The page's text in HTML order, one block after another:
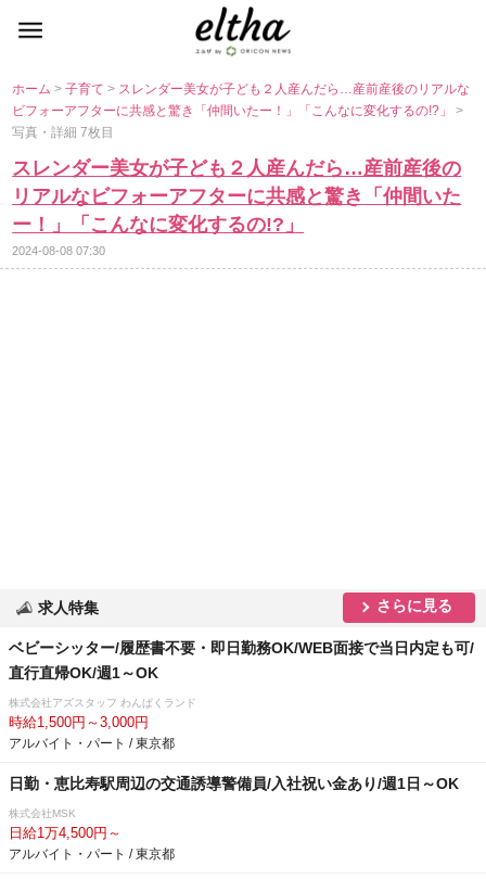
ホーム>子育て> スレンダー美女が子ども２人産んだら…産前産後のリアルな
ビフォーアフターに共感と驚き「仲間いたー！」「こんなに変化するの!?」>
写真・詳細 7枚目
スレンダー美女が子ども２人産んだら…産前産後の
リアルなビフォーアフターに共感と驚き「仲間いた
ー！」「こんなに変化するの!?」
2024-08-08 07:30
求人特集 さらに見る
ベビーシッター/履歴書不要・即日勤務OK/WEB面接で当日内定も可/
直行直帰OK/週1～OK
株式会社アズスタッフ わんぱくランド
時給1,500円～3,000円
アルバイト・パート / 東京都
日勤・恵比寿駅周辺の交通誘導警備員/入社祝い金あり/週1日～OK
株式会社MSK
日給1万4,500円～
アルバイト・パート / 東京都